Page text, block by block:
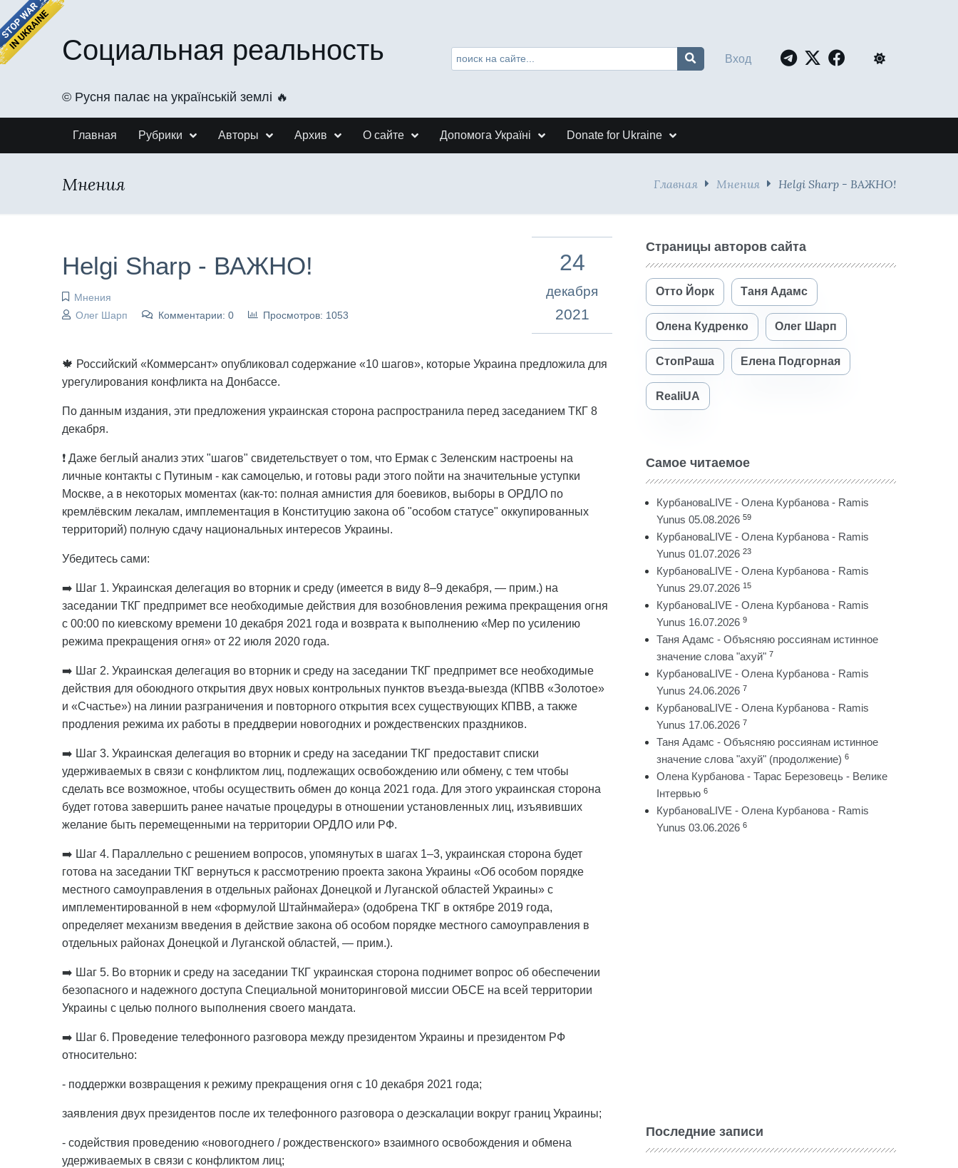
Социальная реальность
©️ Русня палає на українській землі 🔥
Вход
Главная Рубрики Авторы Архив О сайте Допомога Україні Donate for Ukraine
Мнения Главная Мнения Helgi Sharp - ВАЖНО!
Helgi Sharp - ВАЖНО!
Мнения
Олег Шарп
Комментарии: 0 Просмотров: 1053
24
декабря
2021
🍁 Российский «Коммерсант» опубликовал содержание «10 шагов», которые Украина предложила для
урегулирования конфликта на Донбассе.
По данным издания, эти предложения украинская сторона распространила перед заседанием ТКГ 8
декабря.
❗ Даже беглый анализ этих "шагов" свидетельствует о том, что Ермак с Зеленским настроены на
личные контакты с Путиным - как самоцелью, и готовы ради этого пойти на значительные уступки
Москве, а в некоторых моментах (как-то: полная амнистия для боевиков, выборы в ОРДЛО по
кремлёвским лекалам, имплементация в Конституцию закона об "особом статусе" оккупированных
территорий) полную сдачу национальных интересов Украины.
Убедитесь сами:
➡️ Шаг 1. Украинская делегация во вторник и среду (имеется в виду 8–9 декабря, — прим.) на
заседании ТКГ предпримет все необходимые действия для возобновления режима прекращения огня
с 00:00 по киевскому времени 10 декабря 2021 года и возврата к выполнению «Мер по усилению
режима прекращения огня» от 22 июля 2020 года.
➡️ Шаг 2. Украинская делегация во вторник и среду на заседании ТКГ предпримет все необходимые
действия для обоюдного открытия двух новых контрольных пунктов въезда-выезда (КПВВ «Золотое»
и «Счастье») на линии разграничения и повторного открытия всех существующих КПВВ, а также
продления режима их работы в преддверии новогодних и рождественских праздников.
➡️ Шаг 3. Украинская делегация во вторник и среду на заседании ТКГ предоставит списки
удерживаемых в связи с конфликтом лиц, подлежащих освобождению или обмену, с тем чтобы
сделать все возможное, чтобы осуществить обмен до конца 2021 года. Для этого украинская сторона
будет готова завершить ранее начатые процедуры в отношении установленных лиц, изъявивших
желание быть перемещенными на территории ОРДЛО или РФ.
➡️ Шаг 4. Параллельно с решением вопросов, упомянутых в шагах 1–3, украинская сторона будет
готова на заседании ТКГ вернуться к рассмотрению проекта закона Украины «Об особом порядке
местного самоуправления в отдельных районах Донецкой и Луганской областей Украины» с
имплементированной в нем «формулой Штайнмайера» (одобрена ТКГ в октябре 2019 года,
определяет механизм введения в действие закона об особом порядке местного самоуправления в
отдельных районах Донецкой и Луганской областей, — прим.).
➡️ Шаг 5. Во вторник и среду на заседании ТКГ украинская сторона поднимет вопрос об обеспечении
безопасного и надежного доступа Специальной мониторинговой миссии ОБСЕ на всей территории
Украины с целью полного выполнения своего мандата.
➡️ Шаг 6. Проведение телефонного разговора между президентом Украины и президентом РФ
относительно:
- поддержки возвращения к режиму прекращения огня с 10 декабря 2021 года;
заявления двух президентов после их телефонного разговора о деэскалации вокруг границ Украины;
- содействия проведению «новогоднего / рождественского» взаимного освобождения и обмена
удерживаемых в связи с конфликтом лиц;
Страницы авторов сайта
Отто Йорк Таня Адамс
Олена Кудренко Олег Шарп
СтопРаша Елена Подгорная
RealiUA
Самое читаемое
КурбановаLIVE - Олена Курбанова - Ramis
Yunus 05.08.2026 59
КурбановаLIVE - Олена Курбанова - Ramis
Yunus 01.07.2026 23
КурбановаLIVE - Олена Курбанова - Ramis
Yunus 29.07.2026 15
КурбановаLIVE - Олена Курбанова - Ramis
Yunus 16.07.2026 9
Таня Адамс - Объясняю россиянам истинное
значение слова "ахуй" 7
КурбановаLIVE - Олена Курбанова - Ramis
Yunus 24.06.2026 7
КурбановаLIVE - Олена Курбанова - Ramis
Yunus 17.06.2026 7
Таня Адамс - Объясняю россиянам истинное
значение слова "ахуй" (продолжение) 6
Олена Курбанова - Тарас Березовець - Велике
Інтервью 6
КурбановаLIVE - Олена Курбанова - Ramis
Yunus 03.06.2026 6
Последние записи